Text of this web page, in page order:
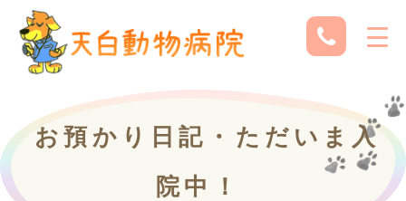
お預かり日記・ただいま入
院中！